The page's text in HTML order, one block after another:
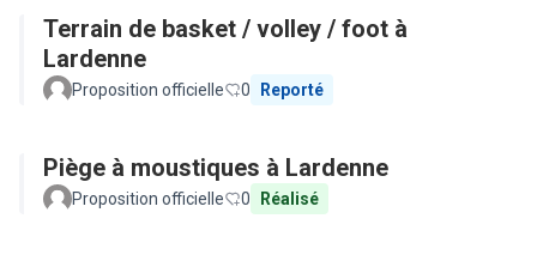
Terrain de basket / volley / foot à
Lardenne
Proposition officielle 0 Reporté
Piège à moustiques à Lardenne
Proposition officielle 0 Réalisé